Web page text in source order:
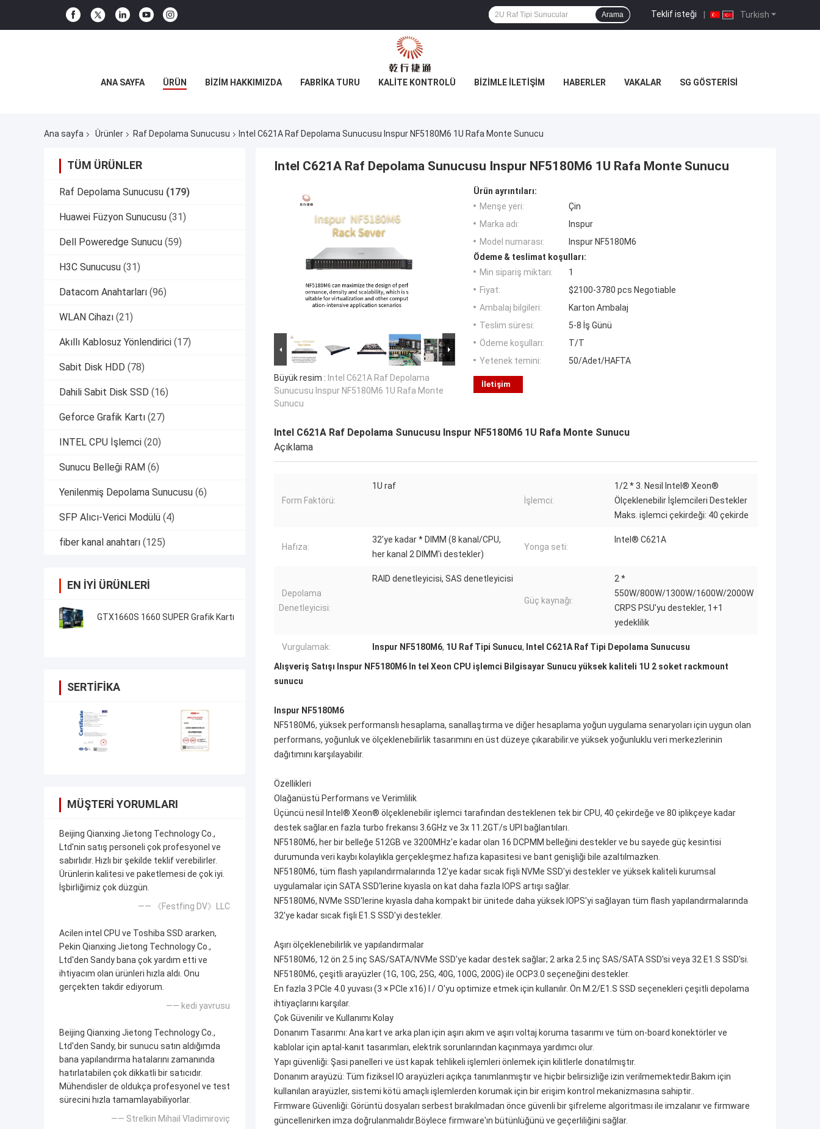
Turkish
Teklif isteği |
Arama
ANA SAYFA ÜRÜN BIZIM HAKKIMIZDA FABRIKA TURU KALITE KONTROLÜ BIZIMLE İLETIŞIM HABERLER VAKALAR SG GÖSTERISI
Ana sayfa Ürünler Raf Depolama Sunucusu Intel C621A Raf Depolama Sunucusu Inspur NF5180M6 1U Rafa Monte Sunucu
TÜM ÜRÜNLER
Raf Depolama Sunucusu (179)
Huawei Füzyon Sunucusu (31)
Dell Poweredge Sunucu (59)
H3C Sunucusu (31)
Datacom Anahtarları (96)
WLAN Cihazı (21)
Akıllı Kablosuz Yönlendirici (17)
Sabit Disk HDD (78)
Dahili Sabit Disk SSD (16)
Geforce Grafik Kartı (27)
INTEL CPU İşlemci (20)
Sunucu Belleği RAM (6)
Yenilenmiş Depolama Sunucusu (6)
SFP Alıcı-Verici Modülü (4)
fiber kanal anahtarı (125)
EN IYI ÜRÜNLERI
GTX1660S 1660 SUPER Grafik Kartı
SERTIFIKA
MÜŞTERI YORUMLARI
Beijing Qianxing Jietong Technology Co.,
Ltd'nin satış personeli çok profesyonel ve
sabırlıdır. Hızlı bir şekilde teklif verebilirler.
Ürünlerin kalitesi ve paketlemesi de çok iyi.
İşbirliğimiz çok düzgün.
—— 《Festfing DV》LLC
Acilen intel CPU ve Toshiba SSD ararken,
Pekin Qianxing Jietong Technology Co.,
Ltd'den Sandy bana çok yardım etti ve
ihtiyacım olan ürünleri hızla aldı. Onu
gerçekten takdir ediyorum.
—— kedi yavrusu
Beijing Qianxing Jietong Technology Co.,
Ltd'den Sandy, bir sunucu satın aldığımda
bana yapılandırma hatalarını zamanında
hatırlatabilen çok dikkatli bir satıcıdır.
Mühendisler de oldukça profesyonel ve test
sürecini hızla tamamlayabiliyorlar.
—— Strelkin Mihail Vladimiroviç
Intel C621A Raf Depolama Sunucusu Inspur NF5180M6 1U Rafa Monte Sunucu
Büyük resim : Intel C621A Raf Depolama
Sunucusu Inspur NF5180M6 1U Rafa Monte
Sunucu
Ürün ayrıntıları:
Menşe yeri:
Çin
Marka adı:
Inspur
Model numarası:
Inspur NF5180M6
Ödeme & teslimat koşulları:
Min sipariş miktarı:
1
Fiyat:
$2100-3780 pcs Negotiable
Ambalaj bilgileri:
Karton Ambalaj
Teslim süresi:
5-8 İş Günü
Ödeme koşulları:
T/T
Yetenek temini:
50/Adet/HAFTA
İletişim
Intel C621A Raf Depolama Sunucusu Inspur NF5180M6 1U Rafa Monte Sunucu
Açıklama
Form Faktörü:
1U raf
İşlemci:
1/2 * 3. Nesil Intel® Xeon®
Ölçeklenebilir İşlemcileri Destekler
Maks. işlemci çekirdeği: 40 çekirde
Hafıza:
32'ye kadar * DIMM (8 kanal/CPU,
her kanal 2 DIMM'i destekler)
Yonga seti:
Intel® C621A
Depolama
Denetleyicisi:
RAID denetleyicisi, SAS denetleyicisi
Güç kaynağı:
2 *
550W/800W/1300W/1600W/2000W
CRPS PSU'yu destekler, 1+1
yedeklilik
Vurgulamak: Inspur NF5180M6, 1U Raf Tipi Sunucu, Intel C621A Raf Tipi Depolama Sunucusu
Alışveriş Satışı Inspur NF5180M6 In tel Xeon CPU işlemci Bilgisayar Sunucu yüksek kaliteli 1U 2 soket rackmount
sunucu
Inspur NF5180M6
NF5180M6, yüksek performanslı hesaplama, sanallaştırma ve diğer hesaplama yoğun uygulama senaryoları için uygun olan
performans, yoğunluk ve ölçeklenebilirlik tasarımını en üst düzeye çıkarabilir.ve yüksek yoğunluklu veri merkezlerinin
dağıtımını karşılayabilir.
Özellikleri
Olağanüstü Performans ve Verimlilik
Üçüncü nesil Intel® Xeon® ölçeklenebilir işlemci tarafından desteklenen tek bir CPU, 40 çekirdeğe ve 80 iplikçeye kadar
destek sağlar.en fazla turbo frekansı 3.6GHz ve 3x 11.2GT/s UPI bağlantıları.
NF5180M6, her bir belleğe 512GB ve 3200MHz'e kadar olan 16 DCPMM belleğini destekler ve bu sayede güç kesintisi
durumunda veri kaybı kolaylıkla gerçekleşmez.hafıza kapasitesi ve bant genişliği bile azaltılmazken.
NF5180M6, tüm flash yapılandırmalarında 12'ye kadar sıcak fişli NVMe SSD'yi destekler ve yüksek kaliteli kurumsal
uygulamalar için SATA SSD'lerine kıyasla on kat daha fazla IOPS artışı sağlar.
NF5180M6, NVMe SSD'lerine kıyasla daha kompakt bir ünitede daha yüksek IOPS'yi sağlayan tüm flash yapılandırmalarında
32'ye kadar sıcak fişli E1.S SSD'yi destekler.
Aşırı ölçeklenebilirlik ve yapılandırmalar
NF5180M6, 12 ön 2.5 inç SAS/SATA/NVMe SSD'ye kadar destek sağlar; 2 arka 2.5 inç SAS/SATA SSD'si veya 32 E1.S SSD'si.
NF5180M6, çeşitli arayüzler (1G, 10G, 25G, 40G, 100G, 200G) ile OCP3.0 seçeneğini destekler.
En fazla 3 PCIe 4.0 yuvası (3 × PCIe x16) I / O'yu optimize etmek için kullanılır. Ön M.2/E1.S SSD seçenekleri çeşitli depolama
ihtiyaçlarını karşılar.
Çok Güvenilir ve Kullanımı Kolay
Donanım Tasarımı: Ana kart ve arka plan için aşırı akım ve aşırı voltaj koruma tasarımı ve tüm on-board konektörler ve
kablolar için aptal-kanıt tasarımları, elektrik sorunlarından kaçınmaya yardımcı olur.
Yapı güvenliği: Şasi panelleri ve üst kapak tehlikeli işlemleri önlemek için kilitlerle donatılmıştır.
Donanım arayüzü: Tüm fiziksel IO arayüzleri açıkça tanımlanmıştır ve hiçbir belirsizliğe izin verilmemektedir.Bakım için
kullanılan arayüzler, sistemi kötü amaçlı işlemlerden korumak için bir erişim kontrol mekanizmasına sahiptir..
Firmware Güvenliği: Görüntü dosyaları serbest bırakılmadan önce güvenli bir şifreleme algoritması ile imzalanır ve firmware
güncellenirken imza doğrulanmalıdır.Böylece firmware'ın bütünlüğünü ve geçerliliğini sağlar.